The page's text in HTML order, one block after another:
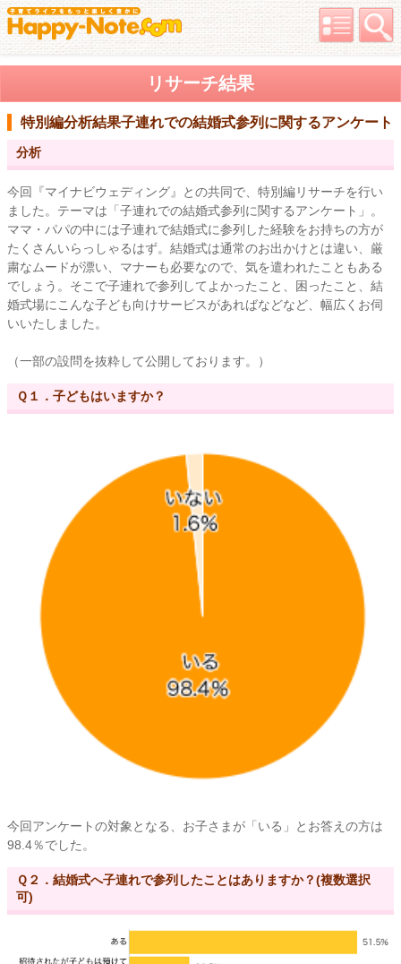
リサーチ結果
特別編分析結果子連れでの結婚式参列に関するアンケート
分析
今回『マイナビウェディング』との共同で、特別編リサーチを行い
ました。テーマは「子連れでの結婚式参列に関するアンケート」。
ママ・パパの中には子連れで結婚式に参列した経験をお持ちの方が
たくさんいらっしゃるはず。結婚式は通常のお出かけとは違い、厳
粛なムードが漂い、マナーも必要なので、気を遣われたこともある
でしょう。そこで子連れで参列してよかったこと、困ったこと、結
婚式場にこんな子ども向けサービスがあればなどなど、幅広くお伺
いいたしました。
（一部の設問を抜粋して公開しております。）
Ｑ１．子どもはいますか？
今回アンケートの対象となる、お子さまが「いる」とお答えの方は
98.4％でした。
Ｑ２．結婚式へ子連れで参列したことはありますか？(複数選択
可)